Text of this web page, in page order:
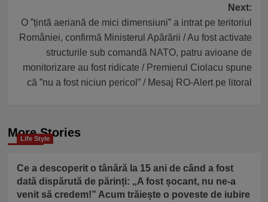
Next:
O ”țintă aeriană de mici dimensiuni” a intrat pe teritoriul
României, confirmă Ministerul Apărării / Au fost activate
structurile sub comandă NATO, patru avioane de
monitorizare au fost ridicate / Premierul Ciolacu spune
că ”nu a fost niciun pericol” / Mesaj RO-Alert pe litoral
More Stories
Life Style
Ce a descoperit o tânără la 15 ani de când a fost
dată dispărută de părinți: „A fost șocant, nu ne-a
venit să credem!” Acum trăiește o poveste de iubire